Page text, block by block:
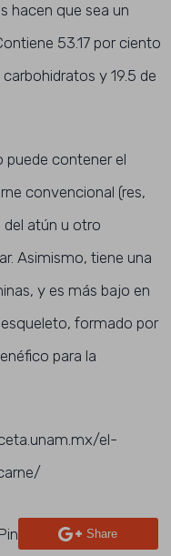
hacen que sea un
53.17 por ciento
y 19.5 de
puede contener el
convencional (res,
atún u otro
Asimismo, tiene una
y es más bajo en
formado por
para la
el-
Pin Share